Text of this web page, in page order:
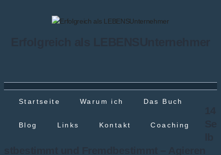
Startseite Warum ich Das Buch
Blog Links Kontakt Coaching